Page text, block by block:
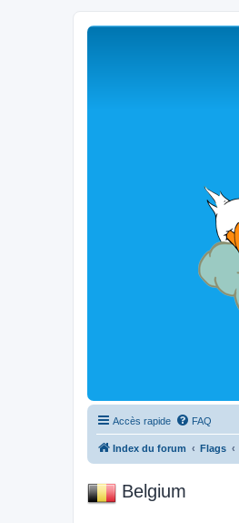
Accès rapide FAQ
Index du forum Flags
Belgium